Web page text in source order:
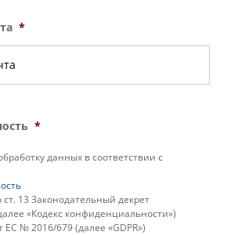
*
*
данных в соответствии с
ст. 13 Законодательный декрет
«Кодекс конфиденциальности»)
ЕС № 2016/679 (далее «GDPR»)